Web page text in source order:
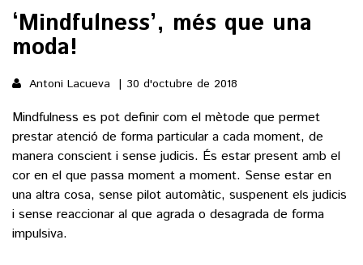
ACTUALITAT
POLÍTICA
SOCIETAT
ECONOMIA
VEURE TOTES
FUTBOL
HOQUEI PATINS
MOTOR
CULTURA
ARTS ESCÈNIQUES
SUPLEMENTS
‘Mindfulness’, més que una
moda!
Antoni Lacueva 30 d'octubre de 2018
Mindfulness es pot definir com el mètode que permet
prestar atenció de forma particular a cada moment, de
manera conscient i sense judicis. És estar present amb el
cor en el que passa moment a moment. Sense estar en
una altra cosa, sense pilot automàtic, suspenent els judicis
i sense reaccionar al que agrada o desagrada de forma
impulsiva.